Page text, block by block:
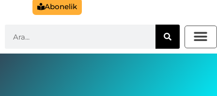
Abonelik